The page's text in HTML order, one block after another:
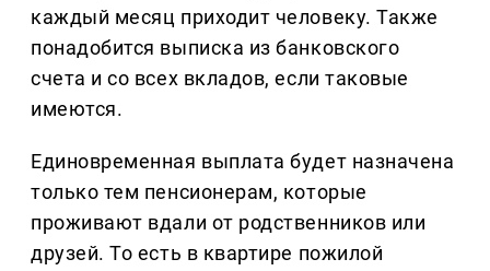
каждый месяц приходит человеку. Также
понадобится выписка из банковского
счета и со всех вкладов, если таковые
имеются.
Единовременная выплата будет назначена
только тем пенсионерам, которые
проживают вдали от родственников или
друзей. То есть в квартире пожилой